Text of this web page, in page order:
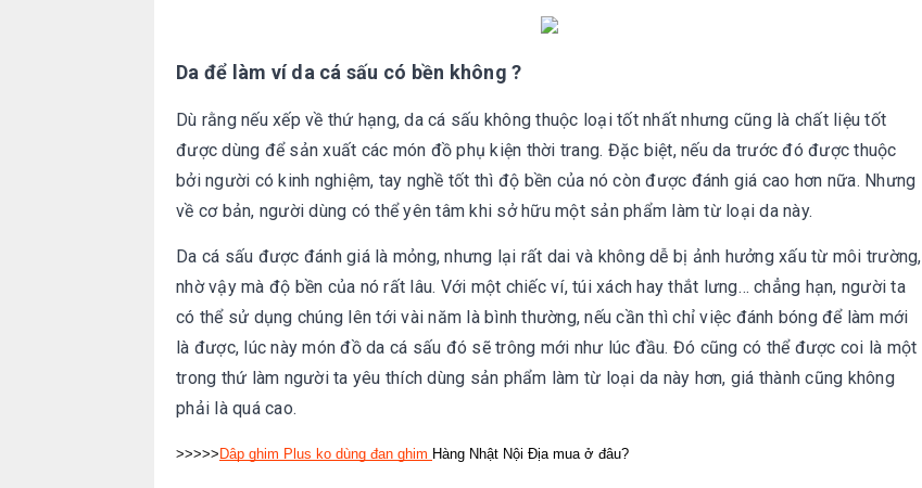
Da để làm ví da cá sấu có bền không ?
Dù rằng nếu xếp về thứ hạng, da cá sấu không thuộc loại tốt nhất nhưng cũng là chất liệu tốt
được dùng để sản xuất các món đồ phụ kiện thời trang. Đặc biệt, nếu da trước đó được thuộc
bởi người có kinh nghiệm, tay nghề tốt thì độ bền của nó còn được đánh giá cao hơn nữa. Nhưng
về cơ bản, người dùng có thể yên tâm khi sở hữu một sản phẩm làm từ loại da này.
Da cá sấu được đánh giá là mỏng, nhưng lại rất dai và không dễ bị ảnh hưởng xấu từ môi trường,
nhờ vậy mà độ bền của nó rất lâu. Với một chiếc ví, túi xách hay thắt lưng… chẳng hạn, người ta
có thể sử dụng chúng lên tới vài năm là bình thường, nếu cần thì chỉ việc đánh bóng để làm mới
là được, lúc này món đồ da cá sấu đó sẽ trông mới như lúc đầu. Đó cũng có thể được coi là một
trong thứ làm người ta yêu thích dùng sản phẩm làm từ loại da này hơn, giá thành cũng không
phải là quá cao.
>>>>> Dập ghim Plus ko dùng đạn ghim Hàng Nhật Nội Địa mua ở đâu?